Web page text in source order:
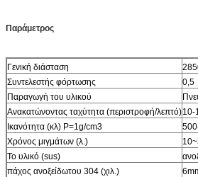
Παράμετρος
Γενική διάσταση
Συντελεστής φόρτωσης
0,5
Παραγωγή του υλικού
Ανακατώνοντας ταχύτητα (περιστροφή/λεπτό)10-
Ικανότητα (κλ) P=1g/cm3
Χρόνος μιγμάτων (λ.)
Το υλικό (sus)
πάχος ανοξείδωτου 304 (χιλ.)